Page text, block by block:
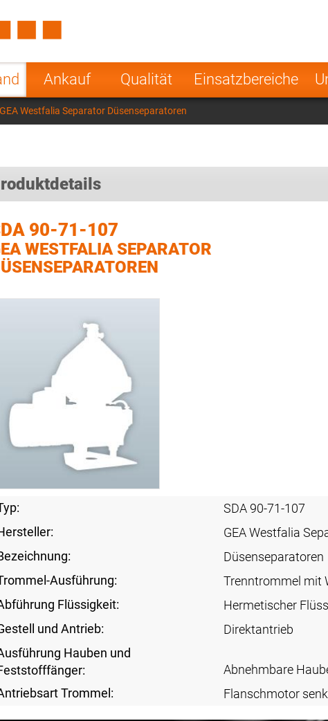
Ankauf Qualität Einsatzbereiche
Poland Norway
India
Westfalia Separator Düsenseparatoren
90-71-107
WESTFALIA SEPARATOR
SDA 90-71-107
GEA Westfalia
Düsenseparatoren
Ausführung:
Trenntrommel mit
Flüssigkeit:
Hermetischer
und Antrieb:
Direktantrieb
Hauben und
Abnehmbare
Trommel:
Flanschmotor